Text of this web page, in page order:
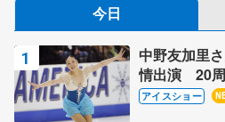
今日
中野友加里
情出演 20周
ス」 宮本賢
アイスショー